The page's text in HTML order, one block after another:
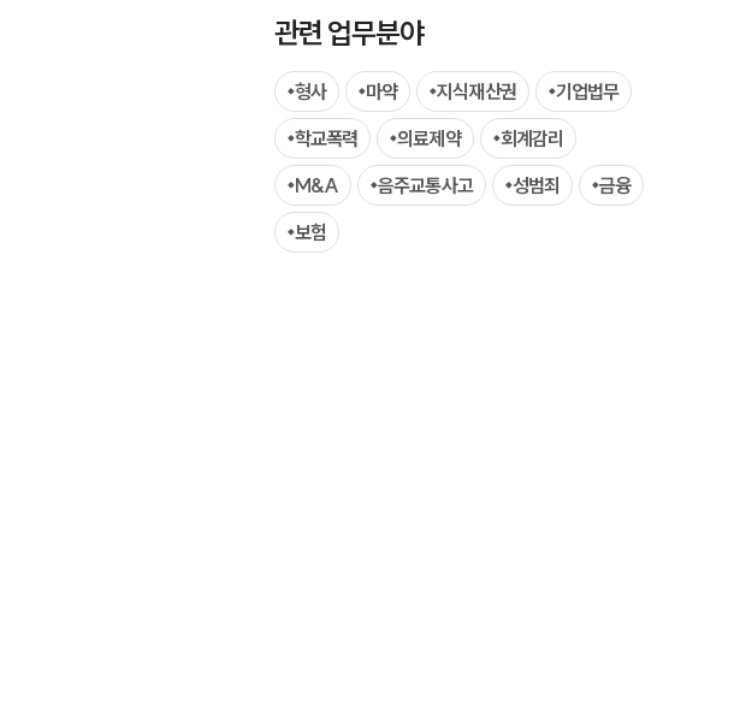
오시는 길
글로벌 파트너 로펌
고객의 소리
통합검색
AI대륜
관련 업무분야
형사 마약 지식재산권
기업법무
학교폭력
의료제약
회계감리
M&A
음주교통사고 성범죄
금융
보험